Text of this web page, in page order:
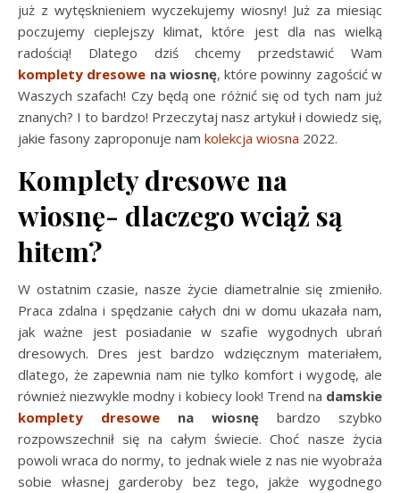
już z wytęsknieniem wyczekujemy wiosny! Już za miesiąc
poczujemy cieplejszy klimat, które jest dla nas wielką
radością! Dlatego dziś chcemy przedstawić Wam
komplety dresowe na wiosnę, które powinny zagościć w
Waszych szafach! Czy będą one różnić się od tych nam już
znanych? I to bardzo! Przeczytaj nasz artykuł i dowiedz się,
jakie fasony zaproponuje nam kolekcja wiosna 2022.
Komplety dresowe na
wiosnę- dlaczego wciąż są
hitem?
W ostatnim czasie, nasze życie diametralnie się zmieniło.
Praca zdalna i spędzanie całych dni w domu ukazała nam,
jak ważne jest posiadanie w szafie wygodnych ubrań
dresowych. Dres jest bardzo wdzięcznym materiałem,
dlatego, że zapewnia nam nie tylko komfort i wygodę, ale
również niezwykle modny i kobiecy look! Trend na damskie
komplety dresowe na wiosnę bardzo szybko
rozpowszechnił się na całym świecie. Choć nasze życia
powoli wraca do normy, to jednak wiele z nas nie wyobraża
sobie własnej garderoby bez tego, jakże wygodnego